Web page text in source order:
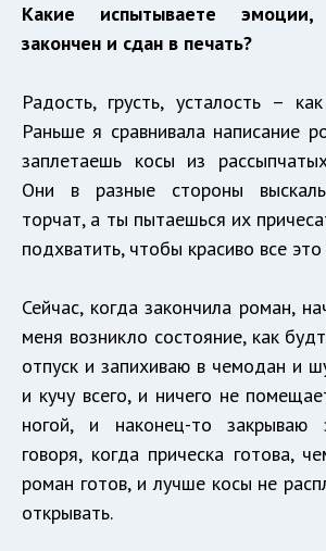
Какие испытываете
закончен и сдан в печать?
Радость, грусть, усталость –
Раньше я сравнивала написание
заплетаешь косы из
Они в разные стороны
торчат, а ты пытаешься их
подхватить, чтобы красиво все это
Сейчас, когда закончила роман,
меня возникло состояние, как
отпуск и запихиваю в чемодан и
и кучу всего, и ничего не
ногой, и наконец-то закрываю
говоря, когда прическа готова,
роман готов, и лучше косы не
открывать.